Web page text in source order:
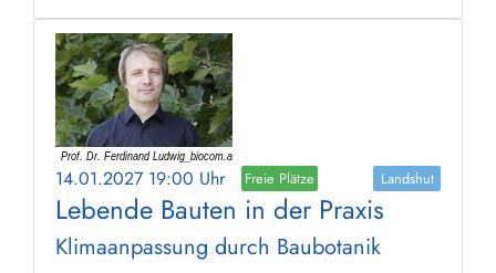
14.01.2027 19:00 Uhr Freie Plätze Landshut
Lebende Bauten in der Praxis
Klimaanpassung durch Baubotanik